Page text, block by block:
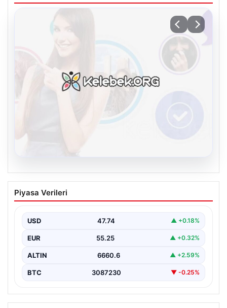
Kelebek.Org İle Dijital İletişimin Seviyeli
Adresi Ve Chat Deneyimi
irtibat kurması büyük bir önem taşımaktadır. Güncel
olarak…
Piyasa Verileri
USD 47.74 ▲ +0.18%
EUR 55.25 ▲ +0.32%
ALTIN 6660.6 ▲ +2.59%
BTC 3087230 ▼ -0.25%